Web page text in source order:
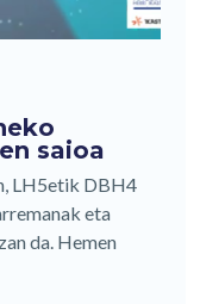
saioa
LH5etik DBH4
eta
da. Hemen